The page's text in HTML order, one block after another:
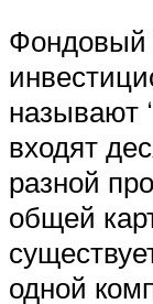
Фондовый
называют
входят
разной
общей
одной